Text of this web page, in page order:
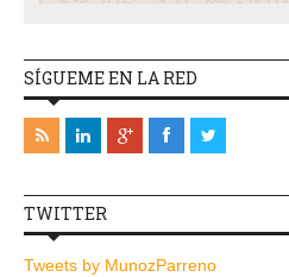
SÍGUEME EN LA RED
TWITTER
Tweets by MunozParreno